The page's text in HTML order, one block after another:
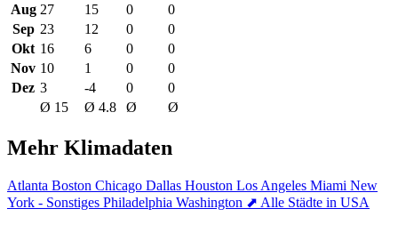
Aug 27 15 0
0
Sep 23 12 0
0
Okt 16 6 0
0
Nov 10 1 0
0
Dez 3 -4 0
0
Ø 15
Ø 4.8 Ø Ø
Mehr Klimadaten
Atlanta Boston Chicago Dallas Houston Los Angeles Miami New
York - Sonstiges Philadelphia Washington ⬈ Alle Städte in USA